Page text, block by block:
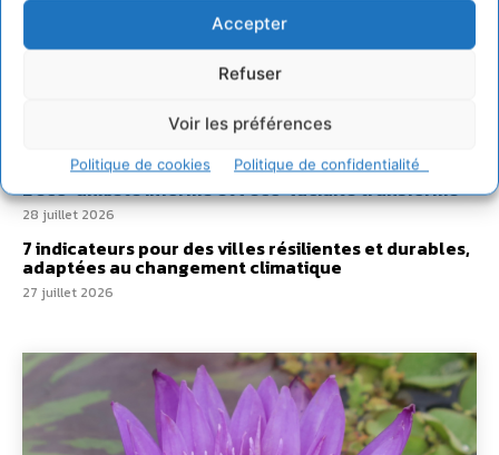
Accepter
Refuser
Voir les préférences
Politique de cookies Politique de confidentialité
Développer notre attention aux espèces vivantes
non humaines avec les communs de Zoepolis
développement des forêts comestibles dans nos
29 juillet 2026
L’éco-anxiété informe et l’éco-lucidité transforme
28 juillet 2026
7 indicateurs pour des villes résilientes et durables,
adaptées au changement climatique
27 juillet 2026